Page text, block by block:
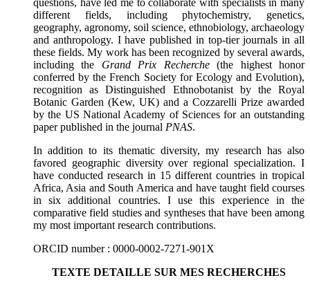
questions, have led me to collaborate with specialists in many
different fields, including phytochemistry, genetics,
geography, agronomy, soil science, ethnobiology, archaeology
and anthropology. I have published in top-tier journals in all
these fields. My work has been recognized by several awards,
including the Grand Prix Recherche(the highest honor
conferred by the French Society for Ecology and Evolution),
recognition as Distinguished Ethnobotanist by the Royal
Botanic Garden (Kew, UK) and a Cozzarelli Prize awarded
by the US National Academy of Sciences for an outstanding
paper published in the journal PNAS.
In addition to its thematic diversity, my research has also
favored geographic diversity over regional specialization. I
have conducted research in 15 different countries in tropical
Africa, Asia and South America and have taught field courses
in six additional countries. I use this experience in the
comparative field studies and syntheses that have been among
my most important research contributions.
ORCID number : 0000-0002-7271-901X
TEXTE DETAILLE SUR MES RECHERCHES